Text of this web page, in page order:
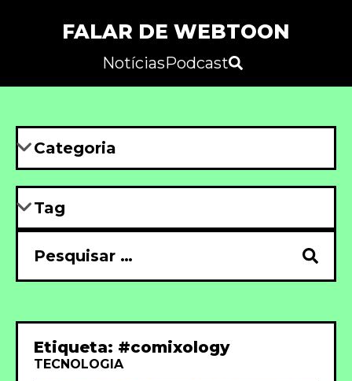
FALAR DE WEBTOON
NotíciasPodcast
Etiqueta: #comixology
TECNOLOGIA